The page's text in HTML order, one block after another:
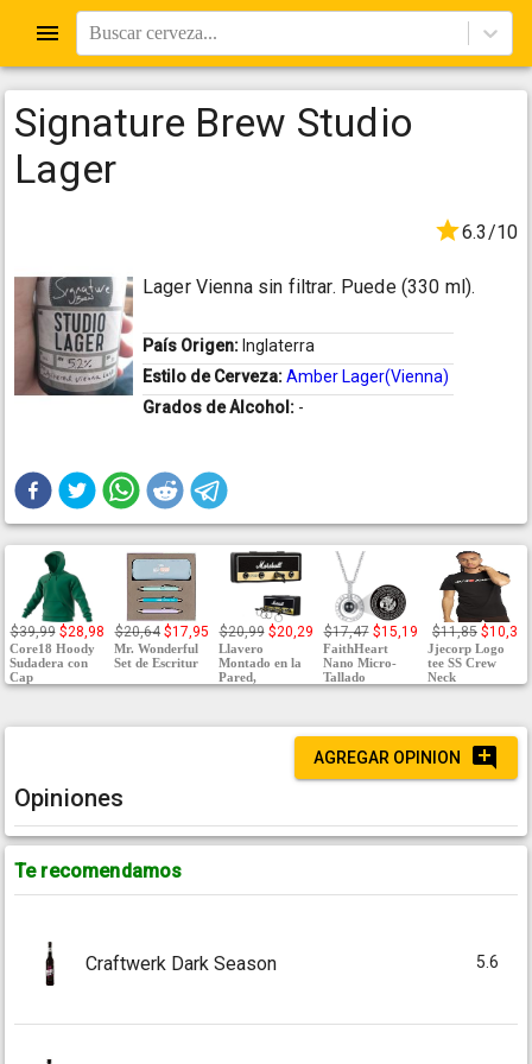
Buscar cerveza...
Signature Brew Studio
Lager
6.3/10
Lager Vienna sin filtrar. Puede (330 ml).
País Origen: Inglaterra
Estilo de Cerveza:Amber Lager(Vienna)
Grados de Alcohol: -
$39,99 $28,98
Core18 Hoody
Sudadera con
Cap
$20,64 $17,95
Mr. Wonderful
Set de Escritur
$20,99 $20,29
Llavero
Montado en la
Pared,
$17,47 $15,19
FaithHeart
Nano Micro-
Tallado
$11,85 $10,3
Jjecorp Logo
tee SS Crew
Neck
AGREGAR OPINION
Opiniones
Te recomendamos
Craftwerk Dark Season 5.6